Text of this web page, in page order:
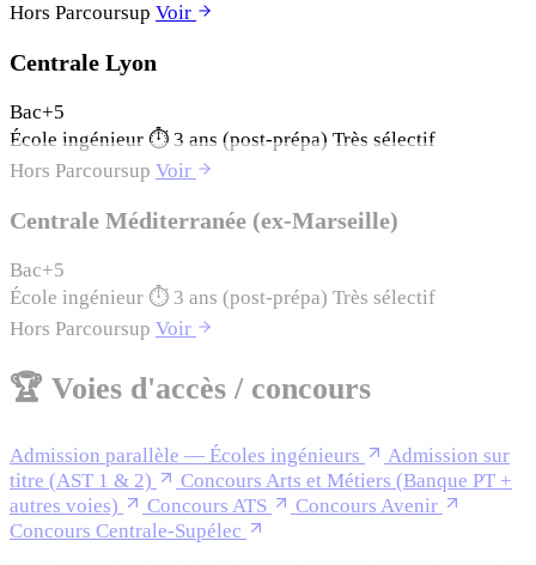
Hors Parcoursup Voir
Centrale Lyon
Bac+5
École ingénieur ⏱ 3 ans (post-prépa) Très sélectif
Hors Parcoursup Voir
Centrale Méditerranée (ex-Marseille)
Bac+5
École ingénieur ⏱ 3 ans (post-prépa) Très sélectif
Hors Parcoursup Voir
🏆 Voies d'accès / concours
Admission parallèle — Écoles ingénieurs
Admission sur
titre (AST 1 & 2)
Concours Arts et Métiers (Banque PT +
autres voies)
Concours ATS
Concours Avenir
Concours Centrale-Supélec